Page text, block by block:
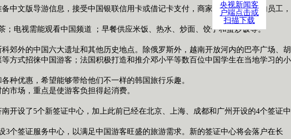
央视新闻客
户端点击或
扫描下载
文版导游信息，接受中国银联信用卡或借记卡支付，商家需聘请懂汉语的员工，
电视需能观看中国频道 ；早餐供应米饭、热水、炒面、饺子和蛋炒饭等。
外的中国六大遗址和其他历史地点。除俄罗斯外，越南开放河内的巴亭广场、胡
方式招徕中国游客；法国积极打造和推介邓小平等数百位中国学生在当地学习的小
优惠，希望能够带给他们不一样的韩国旅行乐趣。
场，重点是使游客负担得起消费。
设了5个新签证中心，加上此前已经在北京、上海、成都和广州开设的4个签证中
签证服务中心，以满足中国游客旺盛的旅游需求。新的签证中心将会落户在长